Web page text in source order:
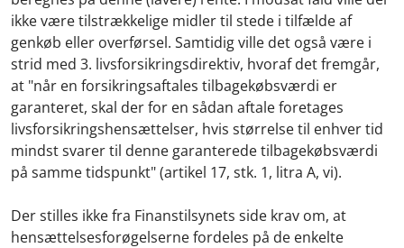
ikke være tilstrækkelige midler til stede i tilfælde af
genkøb eller overførsel. Samtidig ville det også være i
strid med 3. livsforsikringsdirektiv, hvoraf det fremgår,
at "når en forsikringsaftales tilbagekøbsværdi er
garanteret, skal der for en sådan aftale foretages
livsforsikringshensættelser, hvis størrelse til enhver tid
mindst svarer til denne garanterede tilbagekøbsværdi
på samme tidspunkt" (artikel 17, stk. 1, litra A, vi).
Der stilles ikke fra Finanstilsynets side krav om, at
hensættelsesforøgelserne fordeles på de enkelte